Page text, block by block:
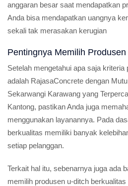
anggaran besar saat mendapatkan
Anda bisa mendapatkan uangnya
sekali tak merasakan kerugian
Pentingnya Memilih
Setelah mengetahui apa saja kriteria
adalah RajasaConcrete dengan
Sekarwangi Karawang yang
Kantong, pastikan Anda juga
menggunakan layanannya. Pada
berkualitas memiliki banyak
setiap pelanggan.
Terkait hal itu, sebenarnya juga ada
memilih produsen u-ditch